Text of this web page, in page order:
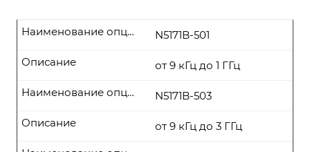
N5171B-501
Наименование опции
от 9 кГц до 1 ГГц
Описание
N5171B-503
Наименование опции
от 9 кГц до 3 ГГц
Описание